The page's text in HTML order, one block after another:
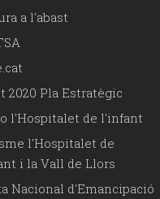
a l'abast
2020 Pla Estratègic
l'Hospitalet de l'infant
l'Hospitalet de
i la Vall de Llors
Nacional d'Emancipació